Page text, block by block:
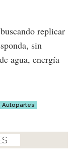
replicar
sin
agua, energía
Autopartes